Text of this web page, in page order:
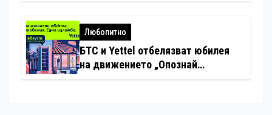
хотелиерството
Любопитно
БТС и Yettel отбелязват юбилея
на движението „Опознай